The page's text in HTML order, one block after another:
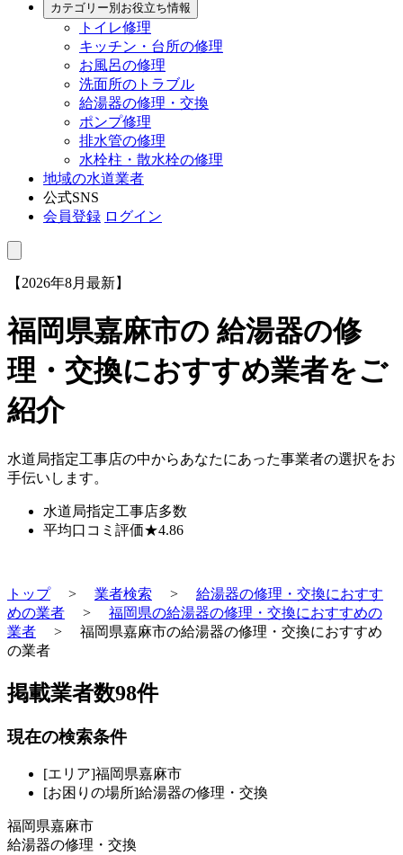
カテゴリー別お役立ち情報
トイレ修理
キッチン・台所の修理
お風呂の修理
洗面所のトラブル
給湯器の修理・交換
ポンプ修理
排水管の修理
水栓柱・散水栓の修理
地域の水道業者
公式SNS
会員登録 ログイン
【2026年8月最新】
福岡県嘉麻市の 給湯器の修
理・交換におすすめ業者をご
紹介
水道局指定工事店の中からあなたにあった事業者の選択をお
手伝いします。
水道局指定工事店多数
平均口コミ評価★4.86
トップ> 業者検索 > 給湯器の修理・交換におすす
めの業者 > 福岡県の給湯器の修理・交換におすすめの
業者 > 福岡県嘉麻市の給湯器の修理・交換におすすめ
の業者
掲載業者数98件
現在の検索条件
[エリア]福岡県嘉麻市
[お困りの場所]給湯器の修理・交換
福岡県嘉麻市
給湯器の修理・交換